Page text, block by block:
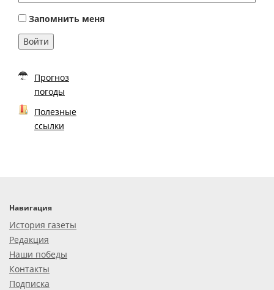
Запомнить меня
Войти
Прогноз
погоды
Полезные
ссылки
Навигация
История газеты
Редакция
Наши победы
Контакты
Подписка